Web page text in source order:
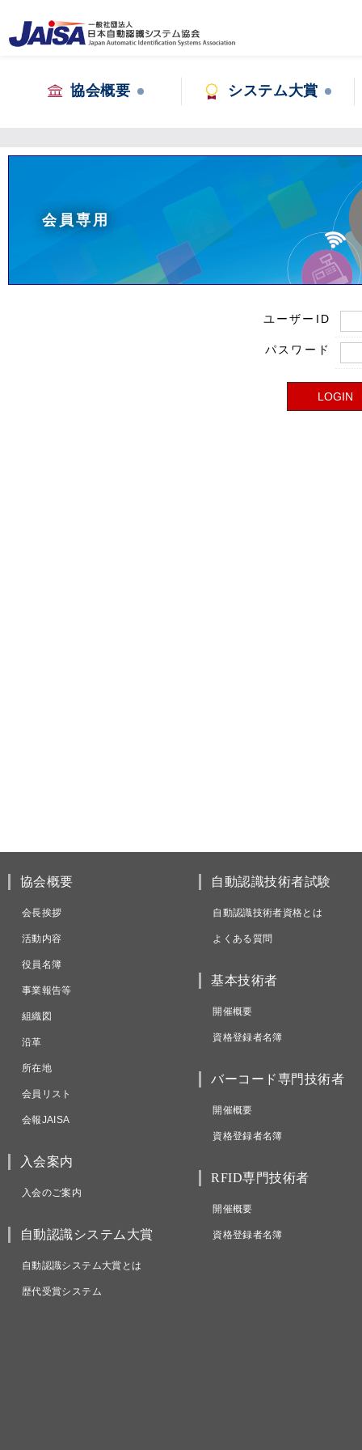
協会概要 システム大賞
会員専用
ユーザーID
パスワード
協会概要
会長挨拶
活動内容
役員名簿
事業報告等
組織図
沿革
所在地
会員リスト
会報JAISA
入会案内
入会のご案内
自動認識システム大賞
自動認識システム大賞とは
歴代受賞システム
自動認識技術者試験
自動認識技術者資格とは
よくある質問
基本技術者
開催概要
資格登録者名簿
バーコード専門技術者
開催概要
資格登録者名簿
RFID専門技術者
開催概要
資格登録者名簿